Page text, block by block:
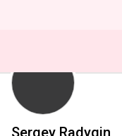
Sergey Radygin